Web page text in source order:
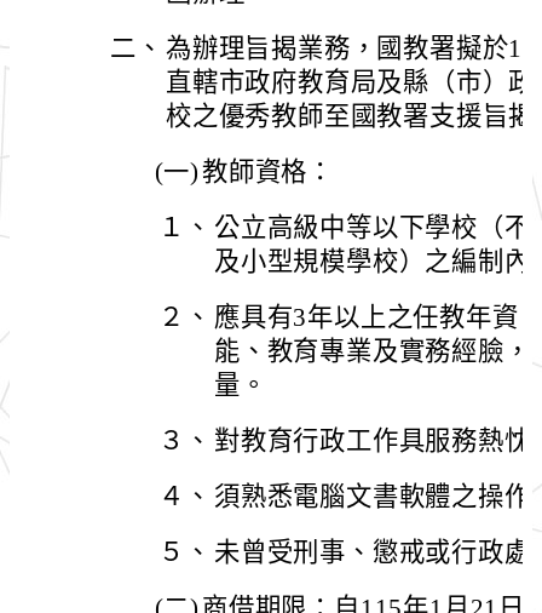
二、 為辦理旨揭業務，國教署擬於
直轄市政府教育局及縣（市）
校之優秀教師至國教署支援旨
(一)教師資格：
１、 公立高級中等以下學校（
及小型規模學校）之編制內
２、 應具有3年以上之任教年資
能、教育專業及實務經臉
量。
３、 對教育行政工作具服務熱忱
４、 須熟悉電腦文書軟體之操
５、 未曾受刑事、懲戒或行政處